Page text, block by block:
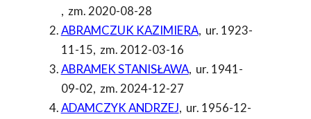
, zm. 2020-08-28
ABRAMCZUK KAZIMIERA, ur. 1923-
11-15, zm. 2012-03-16
ABRAMEK STANISŁAWA, ur. 1941-
09-02, zm. 2024-12-27
ADAMCZYK ANDRZEJ, ur. 1956-12-